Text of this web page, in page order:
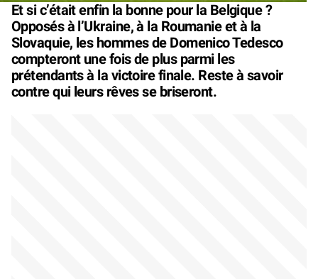
Et si c’était enfin la bonne pour la Belgique ?
Opposés à l’Ukraine, à la Roumanie et à la
Slovaquie, les hommes de Domenico Tedesco
compteront une fois de plus parmi les
prétendants à la victoire finale. Reste à savoir
contre qui leurs rêves se briseront.